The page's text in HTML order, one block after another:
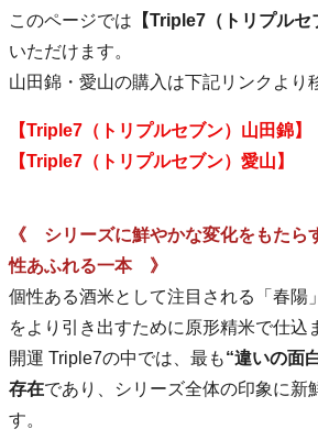
このページでは 【Triple7（トリプルセ
いただけます。
山田錦・愛山の購入は下記リンクより
【Triple7（トリプルセブン）山田錦】
【Triple7（トリプルセブン）愛山】
《 シリーズに鮮やかな変化をもたら
性あふれる一本 》
個性ある酒米として注目される「春陽
をより引き出すために原形精米で仕込
開運 Triple7の中では、最も“違いの面
存在であり、シリーズ全体の印象に新
す。